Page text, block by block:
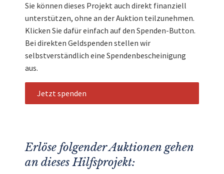
Sie können dieses Projekt auch direkt finanziell
unterstützen, ohne an der Auktion teilzunehmen.
Klicken Sie dafür einfach auf den Spenden-Button.
Bei direkten Geldspenden stellen wir
selbstverständlich eine Spendenbescheinigung
aus.
Jetzt spenden
Erlöse folgender Auktionen gehen
an dieses Hilfsprojekt: